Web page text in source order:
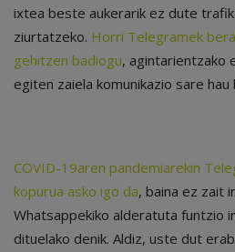
ixtea beste aukerarik ez dute
ziurtatzeko. Horri Telegramek
gehitzen badiogu, agintarientzako
egiten zaiela komunikazio sare
COVID-19aren pandemiarekin
kopurua asko igo da, baina ez zait
Whatsappekiko alderatuta funtzio
dituelako denik. Aldiz, uste dut